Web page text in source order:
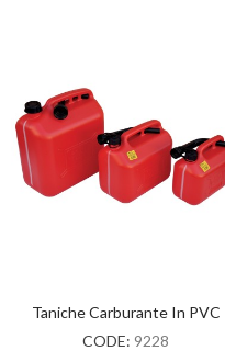
Taniche Carburante In PVC
CODE: 9228